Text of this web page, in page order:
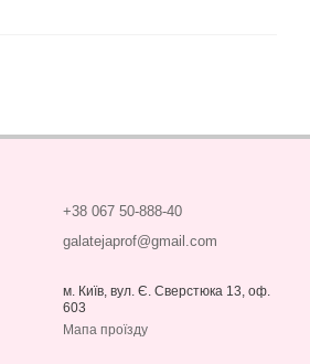
+38 067 50-888-40
galatejaprof@gmail.com
м. Київ, вул. Є. Сверстюка 13, оф.
603
Мапа проїзду